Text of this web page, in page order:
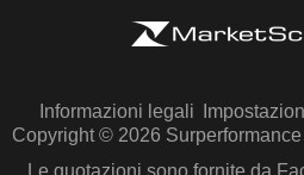
Informazioni legali
Copyright © 2026
Le quotazioni sono fornite da